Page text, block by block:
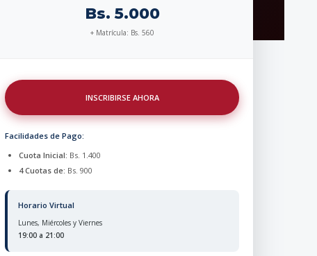
Bs. 5.000
+ Matrícula: Bs. 560
INSCRIBIRSE AHORA
Facilidades de Pago:
Cuota Inicial: Bs. 1.400
4 Cuotas de: Bs. 900
Horario Virtual
Lunes, Miércoles y Viernes
19:00 a 21:00